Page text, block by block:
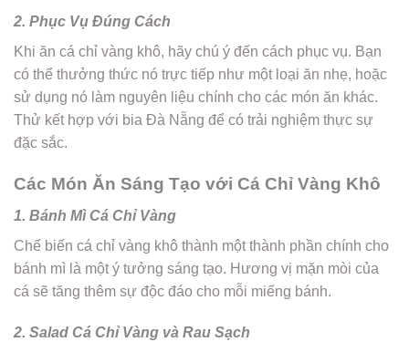
2. Phục Vụ Đúng Cách
Khi ăn cá chỉ vàng khô, hãy chú ý đến cách phục vụ. Bạn
có thể thưởng thức nó trực tiếp như một loại ăn nhẹ, hoặc
sử dụng nó làm nguyên liệu chính cho các món ăn khác.
Thử kết hợp với bia Đà Nẵng để có trải nghiệm thực sự
đặc sắc.
Các Món Ăn Sáng Tạo với Cá Chỉ Vàng Khô
1. Bánh Mì Cá Chỉ Vàng
Chế biến cá chỉ vàng khô thành một thành phần chính cho
bánh mì là một ý tưởng sáng tạo. Hương vị mặn mòi của
cá sẽ tăng thêm sự độc đáo cho mỗi miếng bánh.
2. Salad Cá Chỉ Vàng và Rau Sạch